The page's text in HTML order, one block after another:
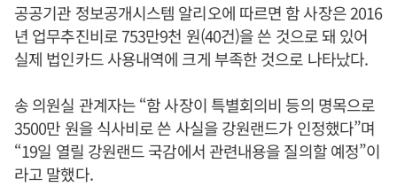
공공기관 정보공개시스템 알리오에 따르면 함 사장은 2016
년 업무추진비로 753만9천 원(40건)을 쓴 것으로 돼 있어
실제 법인카드 사용내역에 크게 부족한 것으로 나타났다.
송 의원실 관계자는 “함 사장이 특별회의비 등의 명목으로
3500만 원을 식사비로 쓴 사실을 강원랜드가 인정했다”며
“19일 열릴 강원랜드 국감에서 관련내용을 질의할 예정”이
라고 말했다.